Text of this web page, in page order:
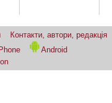
Контакти, автори, редакція
Android